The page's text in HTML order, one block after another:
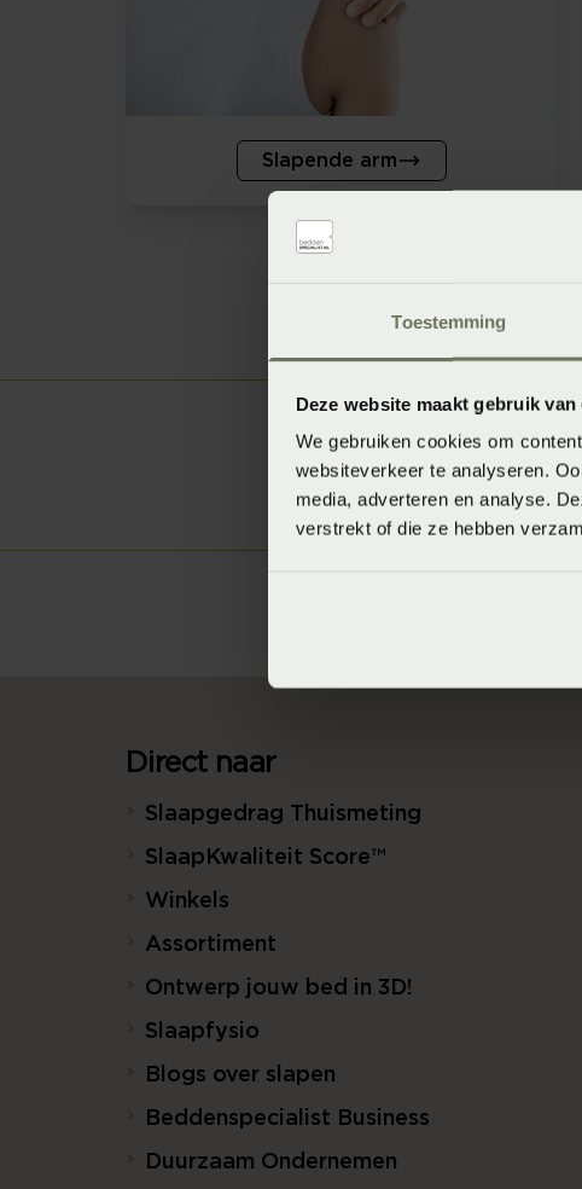
Toestemming
Deze website maakt gebruik van
We gebruiken cookies om
websiteverkeer te analyseren.
media, adverteren en analyse.
verstrekt of die ze hebben
Slapende arm
van Geldrop
Afspraak maken
Direct naar
Slaapgedrag Thuismeting
SlaapKwaliteit Score™
Winkels
Assortiment
Ontwerp jouw bed in 3D!
Slaapfysio
Blogs over slapen
Beddenspecialist Business
Duurzaam Ondernemen